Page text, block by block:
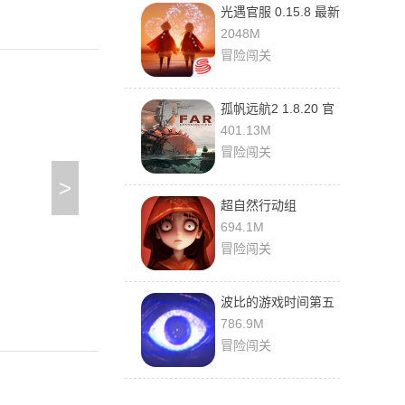
>
光遇官服 0.15.8 最新
版
2048M
冒险闯关
孤帆远航2 1.8.20 官
方版
401.13M
冒险闯关
超自然行动组
1.28.24.001 最新版
694.1M
冒险闯关
波比的游戏时间第五
章 0.5.5f 官方正版
786.9M
冒险闯关